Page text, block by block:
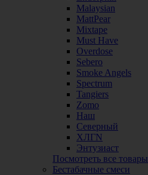
Malaysian
MattPear
Mixtape
Must Have
Overdose
Sebero
Smoke Angels
Spectrum
Tangiers
Zomo
Наш
Северный
ХЛГN
Энтузиаст
Посмотреть все товары
Бестабачные смеси